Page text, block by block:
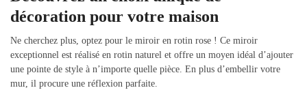
décoration pour votre maison
Ne cherchez plus, optez pour le miroir en rotin rose ! Ce miroir
exceptionnel est réalisé en rotin naturel et offre un moyen idéal d’ajouter
une pointe de style à n’importe quelle pièce. En plus d’embellir votre
mur, il procure une réflexion parfaite.